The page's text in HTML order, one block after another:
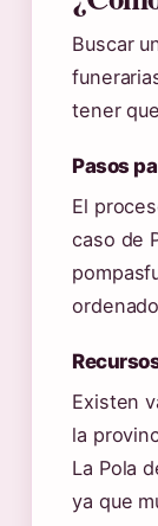
Buscar
tener
Pasos
El
caso de
Existen
la
La Pola
ya que